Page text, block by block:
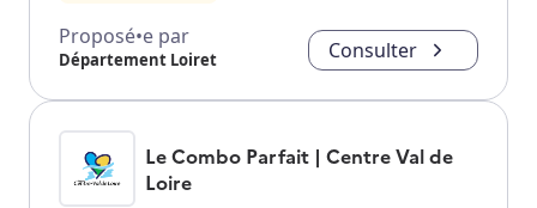
Proposé•e par
Département Loiret Consulter
Le Combo Parfait | Centre Val de
Loire